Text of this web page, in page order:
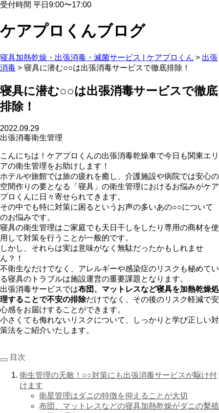
受付時間 平日9:00〜17:00
ケアプロくんブログ
寝具加熱乾燥・出張消毒・滅菌サービス | ケアプロくん > 出張
消毒 > 寝具に潜む○○は出張消毒サービスで徹底排除！
寝具に潜む○○は出張消毒サービスで徹底
排除！
2022.09.29
出張消毒衛生管理
こんにちは！ケアプロくんの出張消毒乾燥車で今日も関東エリ
アの衛生管理をお助けします！
ホテルや旅館では旅の疲れを癒し、介護施設や病院では安心の
空間作りの要となる「寝具」の衛生管理におけるお悩みがケア
プロくんに日々寄せられてきます。
その中でも特に対策に困るというお声の多いあの○○について
のお悩みです。
寝具の衛生管理はご家庭でも天日干しをしたり専用の商材を使
用して対策を行うことが一般的です。
しかし、それらは実は意味がなく無駄だったかもしれませ
ん？！
不衛生なだけでなく、アレルギーや感染症のリスクも秘めてい
る寝具のトラブルは施設運営の重要課題となります。
出張消毒サービスでは布団、マットレスなど寝具を加熱乾燥処
理することで不安の排除だけでなく、その後のリスク軽減で安
心感をお届けすることができます。
小さくても侮れないリスクについて、しっかりと学び正しい対
策法をご紹介いたします。
目次
衛生管理の天敵！○○対策にも出張消毒サービスが駆け付
けます
衛星管理はダニの特徴を抑えることが大切
布団、マットレスなどの寝具加熱乾燥がダニの繫殖